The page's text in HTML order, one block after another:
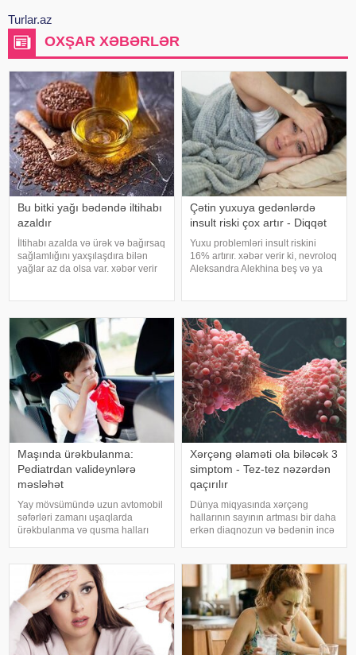
Turlar.az
OXŞAR XƏBƏRLƏR
Bu bitki yağı bədəndə iltihabı
azaldır
İltihabı azalda və ürək və bağırsaq
sağlamlığını yaxşılaşdıra bilən
yağlar az da olsa var. xəbər verir
preslənmiş kətan toxumlarında
Çətin yuxuya gedənlərdə
insult riski çox artır - Diqqət
Yuxu problemləri insult riskini
16% artırır. xəbər verir ki, nevroloq
Aleksandra Alekhina beş və ya
artdığını deyib. İnsult ciddi və
həyat
Maşında ürəkbulanma:
Pediatrdan valideynlərə
məsləhət
Yay mövsümündə uzun avtomobil
səfərləri zamanı uşaqlarda
ürəkbulanma və qusma halları
beynin gözlərdən və bədənin
hərəkətindən gələn siqnallar
arasındakı uyğunsuzluqda
Xərçəng əlaməti ola biləcək 3
simptom - Tez-tez nəzərdən
qaçırılır
Dünya miqyasında xərçəng
hallarının sayının artması bir daha
erkən diaqnozun və bədənin incə
vurğulayır. Məşhur inancın əksinə
olaraq, xərçəng növləri həmişə
ağı